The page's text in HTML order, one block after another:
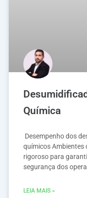
Química
Desempenho dos
químicos Ambientes
rigoroso para
segurança dos
LEIA MAIS »